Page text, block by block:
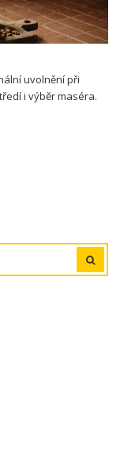
uvolnění při
i výběr maséra.